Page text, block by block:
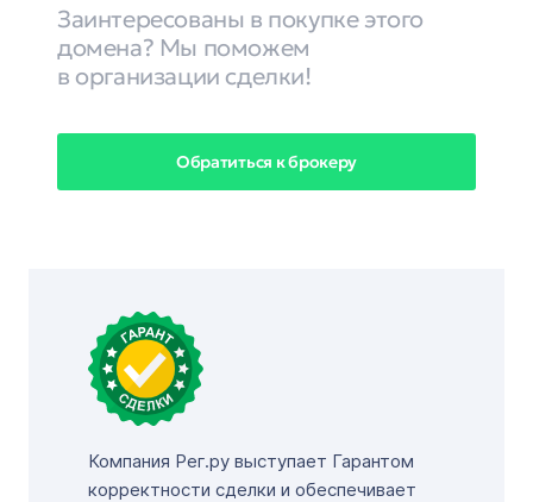
Заинтересованы в покупке этого
домена? Мы поможем
в организации сделки!
Обратиться к брокеру
Компания Рег.ру выступает Гарантом
корректности сделки и обеспечивает